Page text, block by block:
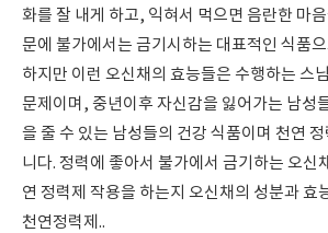
화를 잘 내게 하고, 익혀서 먹으면 음란한 마
문에 불가에서는 금기시하는 대표적인 식품
하지만 이런 오신채의 효능들은 수행하는 스
문제이며, 중년이후 자신감을 잃어가는 남성
을 줄 수 있는 남성들의 건강 식품이며 천연
니다. 정력에 좋아서 불가에서 금기하는 오신
연 정력제 작용을 하는지 오신채의 성분과 효
천연정력제..